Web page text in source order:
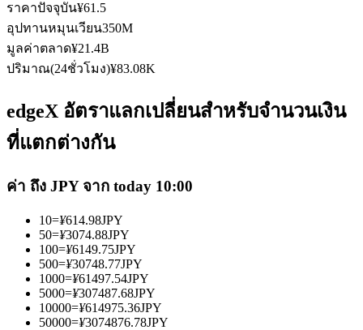
คัดลอกการซื้อขาย
เข้าร่วมกับเทรดเดอร์ชั้นนำ
เป็นเทรดเดอร์คัดลอก
เพลิดเพลินกับการแบ่งปันผลกำไรและค่าคอมมิชชั่นการคัด
ลอกการซื้อขาย
ราคาปัจจุบัน¥61.5
อุปทานหมุนเวียน350M
มูลค่าตลาด¥21.4B
ปริมาณ(24ชั่วโมง)¥83.08K
edgeX อัตราแลกเปลี่ยนสำหรับจำนวนเงิน
ที่แตกต่างกัน
ค่า ถึง JPY จาก today 10:00
10=¥614.98JPY
50=¥3074.88JPY
100=¥6149.75JPY
500=¥30748.77JPY
1000=¥61497.54JPY
5000=¥307487.68JPY
10000=¥614975.36JPY
50000=¥3074876.78JPY